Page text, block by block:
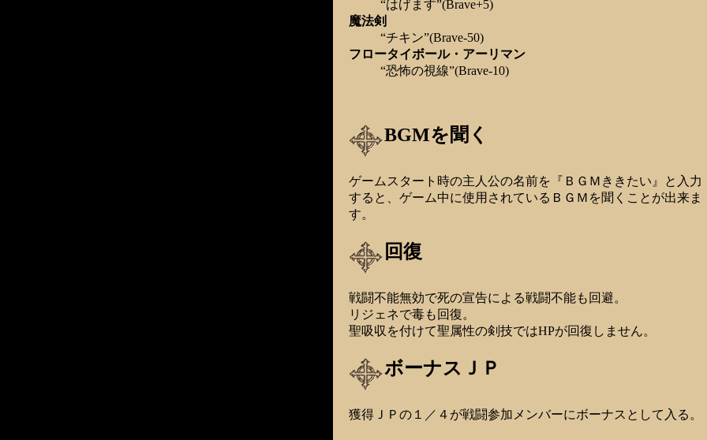
“はげます”(Brave+5)
魔法剣
“チキン”(Brave-50)
フロータイボール・アーリマン
“恐怖の視線”(Brave-10)
BGMを聞く
ゲームスタート時の主人公の名前を『ＢＧＭききたい』と入力
すると、ゲーム中に使用されているＢＧＭを聞くことが出来ま
す。
回復
戦闘不能無効で死の宣告による戦闘不能も回避。
リジェネで毒も回復。
聖吸収を付けて聖属性の剣技ではHPが回復しません。
ボーナスＪＰ
獲得ＪＰの１／４が戦闘参加メンバーにボーナスとして入る。